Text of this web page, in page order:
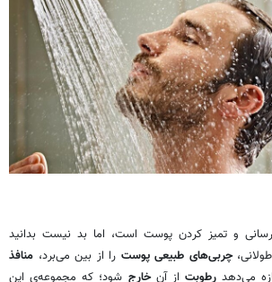
و تمیز کردن پوست است، اما بد نیست بدانید
چربی‌های طبیعی پوست را از بین می‌برد، منافذ
می‌دهد رطوبتاز آنخارج شود؛ که مجموعه‌ی این